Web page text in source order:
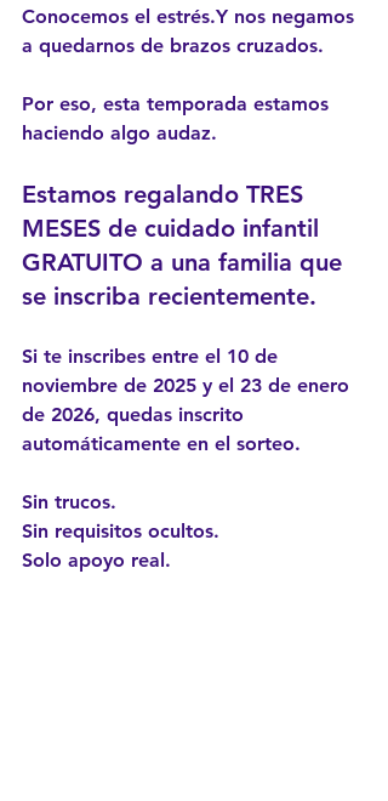
Conocemos el estrés.Y nos negamos
a quedarnos de brazos cruzados.
Por eso, esta temporada estamos
haciendo algo audaz.
Estamos regalando TRES
MESES de cuidado infantil
GRATUITO a una familia que
se inscriba recientemente.
Si te inscribes entre el 10 de
noviembre de 2025 y el 23 de enero
de 2026, quedas inscrito
automáticamente en el sorteo.
Sin trucos.
Sin requisitos ocultos.
Solo apoyo real.